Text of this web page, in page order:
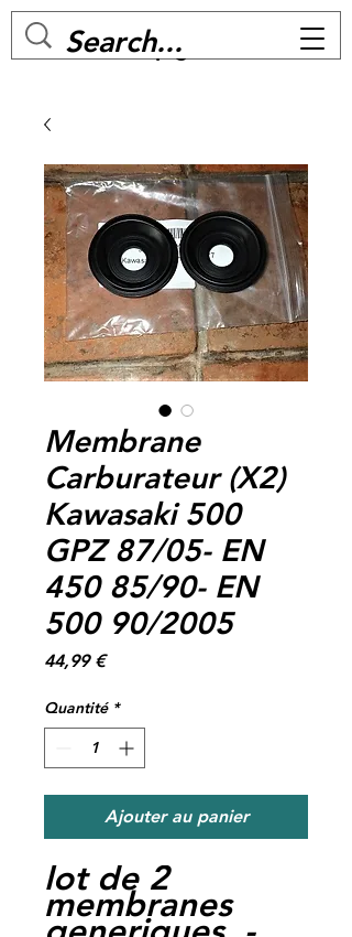
MC BIKE Perpignan
Membrane
Carburateur (X2)
Kawasaki 500
GPZ 87/05- EN
450 85/90- EN
500 90/2005
44,99 €Prix
Quantité *
Ajouter au panier
lot de 2
membranes